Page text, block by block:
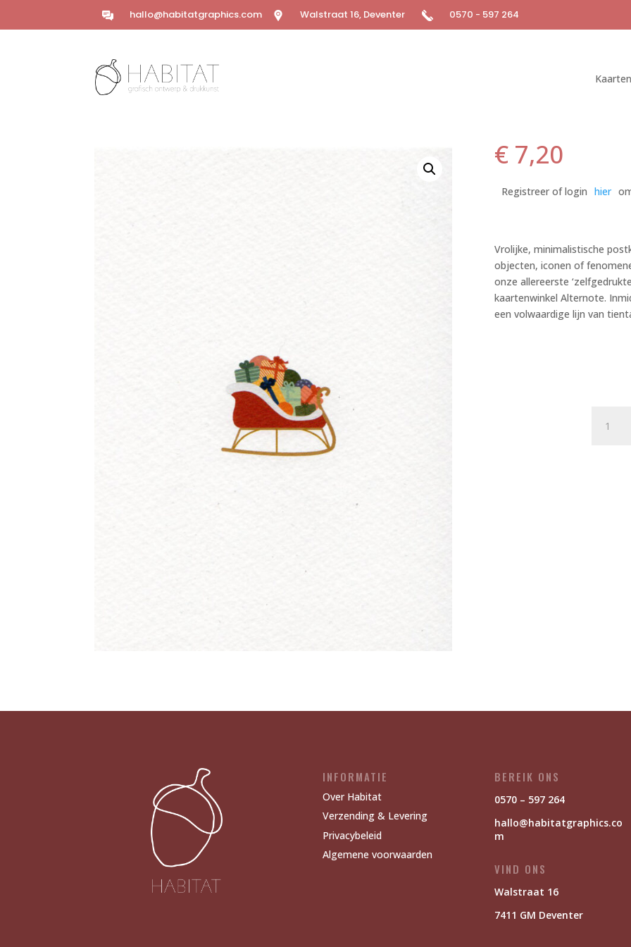
hallo@habitatgraphics.com Walstraat 16, Deventer 0570 - 597 264
Kaarten
€7,20
Registreer of login hier
Vrolijke, minimalistische
objecten, iconen of
onze allereerste
kaartenwinkel Alternote.
een volwaardige lijn van
The
INFORMATIE
Over Habitat
Verzending & Levering
Privacybeleid
Algemene voorwaarden
BEREIK ONS
0570 – 597 264
hallo@habitatgraphics.co
m
VIND ONS
Walstraat 16
7411 GM Deventer